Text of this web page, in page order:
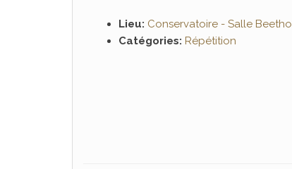
Lieu: Conservatoire - Salle
Catégories: Répétition